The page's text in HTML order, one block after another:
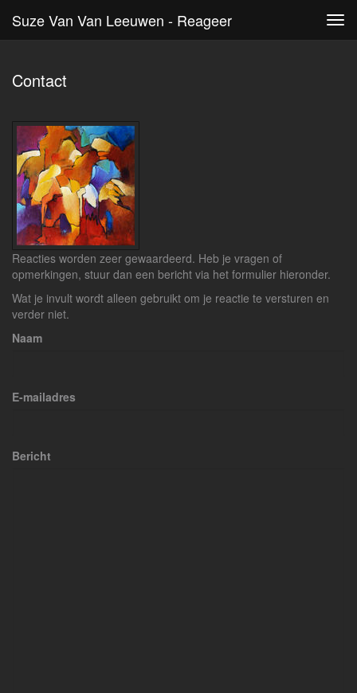
Suze Van Van Leeuwen - Reageer
Contact
Reacties worden zeer gewaardeerd. Heb je vragen of
opmerkingen, stuur dan een bericht via het formulier hieronder.
Wat je invult wordt alleen gebruikt om je reactie te versturen en
verder niet.
Naam
E-mailadres
Bericht